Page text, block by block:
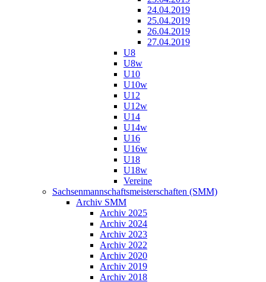
24.04.2019
25.04.2019
26.04.2019
27.04.2019
U8
U8w
U10
U10w
U12
U12w
U14
U14w
U16
U16w
U18
U18w
Vereine
Sachsenmannschaftsmeisterschaften (SMM)
Archiv SMM
Archiv 2025
Archiv 2024
Archiv 2023
Archiv 2022
Archiv 2020
Archiv 2019
Archiv 2018